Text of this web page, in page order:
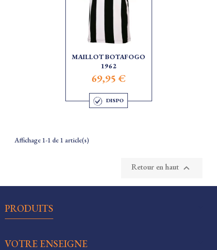
MAILLOT BOTAFOGO
1962
69,95 €
DISPO
Affichage 1-1 de 1 article(s)
Retour en haut 
PRODUITS
VOTRE ENSEIGNE